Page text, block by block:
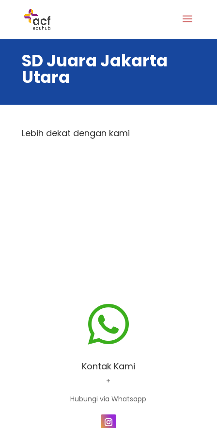
SD Juara Jakarta
Utara
Lebih dekat dengan kami

Kontak Kami
+
Hubungi via Whatsapp